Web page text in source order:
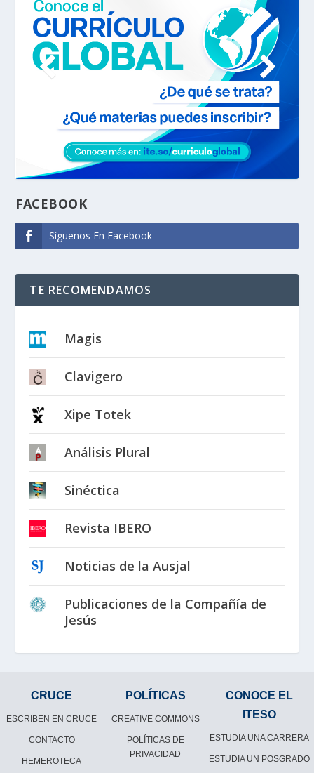
FACEBOOK
Síguenos En Facebook
TE RECOMENDAMOS
Magis
Clavigero
Xipe Totek
Análisis Plural
Sinéctica
Revista IBERO
Noticias de la Ausjal
Publicaciones de la Compañía de
Jesús
CRUCE
ESCRIBEN EN CRUCE
CONTACTO
HEMEROTECA
POLÍTICAS
CREATIVE COMMONS
POLÍTICAS DE
PRIVACIDAD
CONOCE EL
ITESO
ESTUDIA UNA CARRERA
ESTUDIA UN POSGRADO